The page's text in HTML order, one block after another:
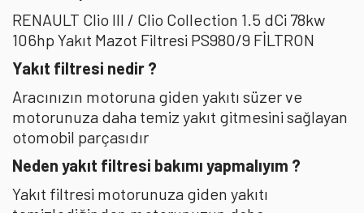
RENAULT Clio III / Clio Collection 1.5 dCi 78kw
106hp Yakıt Mazot Filtresi PS980/9 FİLTRON
Yakıt filtresi nedir ?
Aracınızın motoruna giden yakıtı süzer ve
motorunuza daha temiz yakıt gitmesini sağlayan
otomobil parçasıdır
Neden yakıt filtresi bakımı yapmalıyım ?
Yakıt filtresi motorunuza giden yakıtı